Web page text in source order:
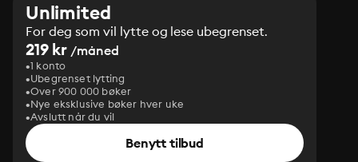
Unlimited
For deg som vil lytte og lese ubegrenset.
219 kr /måned
1 konto
Ubegrenset lytting
Over 900 000 bøker
Nye eksklusive bøker hver uke
Avslutt når du vil
Benytt tilbud